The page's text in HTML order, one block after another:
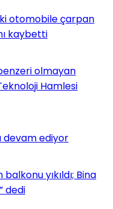
otomobile çarpan
kaybetti
olmayan
Hamlesi
devam ediyor
yıkıldı; Bina
dedi